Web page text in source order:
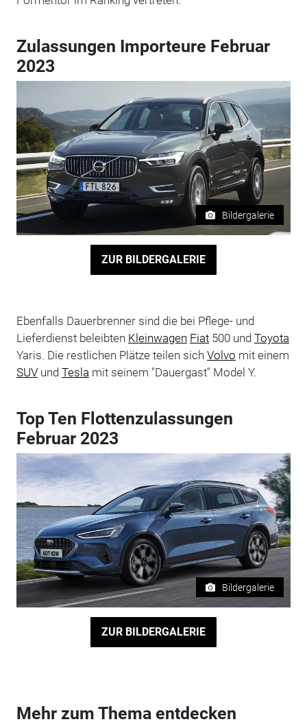
Zulassungen Importeure Februar
2023
Bildergalerie
ZUR BILDERGALERIE
Ebenfalls Dauerbrenner sind die bei Pflege- und
Lieferdienst beleibten Kleinwagen Fiat500 und Toyota
Yaris. Die restlichen Plätze teilen sich Volvo mit einem
SUVund Tesla mit seinem "Dauergast" Model Y.
Top Ten Flottenzulassungen
Februar 2023
Bildergalerie
ZUR BILDERGALERIE
Mehr zum Thema entdecken